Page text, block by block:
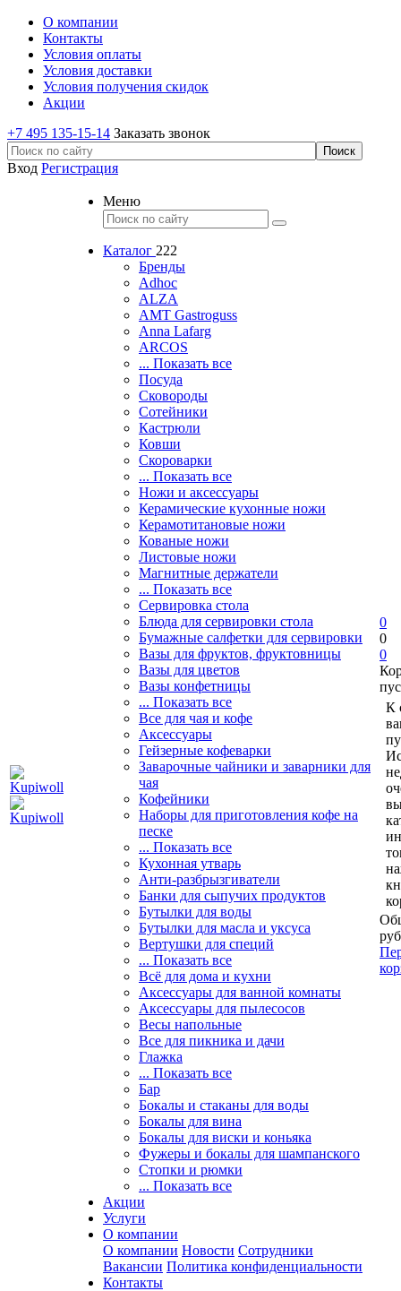
О компании
Контакты
Условия оплаты
Условия доставки
Условия получения скидок
Акции
+7 495 135-15-14 Заказать звонок
Вход Регистрация
Меню
Каталог 222
Бренды
Adhoc
ALZA
AMT Gastroguss
Anna Lafarg
ARCOS
... Показать все
Посуда
Сковороды
Сотейники
Кастрюли
Ковши
Скороварки
... Показать все
Ножи и аксессуары
Керамические кухонные ножи
Керамотитановые ножи
Кованые ножи
Листовые ножи
Магнитные держатели
... Показать все
Сервировка стола
Блюда для сервировки стола
Бумажные салфетки для сервировки
Вазы для фруктов, фруктовницы
Вазы для цветов
Вазы конфетницы
... Показать все
Все для чая и кофе
Аксессуары
Гейзерные кофеварки
Заварочные чайники и заварники для
чая
Кофейники
Наборы для приготовления кофе на
песке
... Показать все
Кухонная утварь
Анти-разбрызгиватели
Банки для сыпучих продуктов
Бутылки для воды
Бутылки для масла и уксуса
Вертушки для специй
... Показать все
Всё для дома и кухни
Аксессуары для ванной комнаты
Аксессуары для пылесосов
Весы напольные
Все для пикника и дачи
Глажка
... Показать все
Бар
Бокалы и стаканы для воды
Бокалы для вина
Бокалы для виски и коньяка
Фужеры и бокалы для шампанского
Стопки и рюмки
... Показать все
Акции
Услуги
О компании
О компании Новости Сотрудники
Вакансии Политика конфиденциальности
Контакты
0
0
0
К